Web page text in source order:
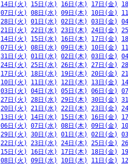
14日(火) 15日(水) 16日(木) 17日(金)
07日(火) 08日(水) 09日(木) 10日(金)
28日(火) 01日(水) 02日(木) 03日(金)
21日(火) 22日(水) 23日(木) 24日(金)
14日(火) 15日(水) 16日(木) 17日(金)
07日(火) 08日(水) 09日(木) 10日(金)
31日(火) 01日(水) 02日(木) 03日(金)
24日(火) 25日(水) 26日(木) 27日(金)
17日(火) 18日(水) 19日(木) 20日(金)
10日(火) 11日(水) 12日(木) 13日(金)
03日(火) 04日(水) 05日(木) 06日(金)
27日(火) 28日(水) 29日(木) 30日(金)
20日(火) 21日(水) 22日(木) 23日(金)
13日(火) 14日(水) 15日(木) 16日(金)
06日(火) 07日(水) 08日(木) 09日(金)
29日(火) 30日(水) 01日(木) 02日(金)
22日(火) 23日(水) 24日(木) 25日(金)
15日(火) 16日(水) 17日(木) 18日(金)
08日(火) 09日(水) 10日(木) 11日(金)